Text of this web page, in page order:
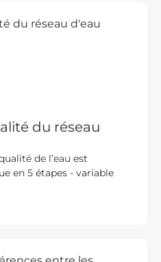
du réseau
de l’eau est
en 5 étapes - variable